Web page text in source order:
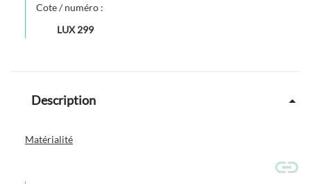
Cote / numéro :
LUX 299
Description
Matérialité